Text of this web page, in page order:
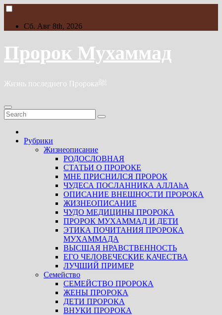
Skip
contentСб. Авг 8th, 2026
Пророк Мухаммад
Жизнь последнего Пророкаﷺ
Рубрики
Жизнеописание
РОДОСЛОВНАЯ
СТАТЬИ О ПРОРОКЕ
МНЕ ПРИСНИЛСЯ ПРОРОК
ЧУДЕСА ПОСЛАННИКА АЛЛАhА
ОПИСАНИЕ ВНЕШНОСТИ ПРОРОКА
ЖИЗНЕОПИСАНИЕ
ЧУДО МЕДИЦИНЫ ПРОРОКА
ПРОРОК МУХАММАД И ДЕТИ
ЭТИКА ПОЧИТАНИЯ ПРОРОКА
МУХАММАДА
ВЫСШАЯ НРАВСТВЕННОСТЬ
ЕГО ЧЕЛОВЕЧЕСКИЕ КАЧЕСТВА
ЛУЧШИЙ ПРИМЕР
Семейство
СЕМЕЙСТВО ПРОРОКА
ЖЕНЫ ПРОРОКА
ДЕТИ ПРОРОКА
ВНУКИ ПРОРОКА